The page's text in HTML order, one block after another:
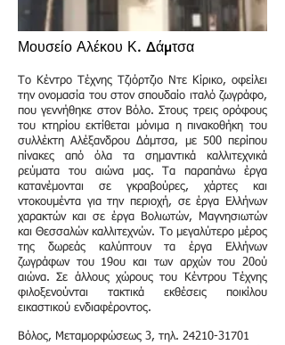
Μουσείο Αλέκου Κ. Δάμτσα
Το Κέντρο Τέχνης Τζιόρτζιο Ντε Κίρικο, οφείλει
την ονομασία του στον σπουδαίο ιταλό ζωγράφο,
που γεννήθηκε στον Βόλο. Στους τρεις ορόφους
του κτηρίου εκτίθεται μόνιμα η πινακοθήκη του
συλλέκτη Αλέξανδρου Δάμτσα, με 500 περίπου
πίνακες από όλα τα σημαντικά καλλιτεχνικά
ρεύματα του αιώνα μας. Τα παραπάνω έργα
κατανέμονται σε γκραβούρες, χάρτες και
ντοκουμέντα για την περιοχή, σε έργα Ελλήνων
χαρακτών και σε έργα Βολιωτών, Μαγνησιωτών
και Θεσσαλών καλλιτεχνών. Το μεγαλύτερο μέρος
της δωρεάς καλύπτουν τα έργα Ελλήνων
ζωγράφων του 19ου και των αρχών του 20ού
αιώνα. Σε άλλους χώρους του Κέντρου Τέχνης
φιλοξενούνται τακτικά εκθέσεις ποικίλου
εικαστικού ενδιαφέροντος.
Βόλος, Μεταμορφώσεως 3, τηλ. 24210-31701